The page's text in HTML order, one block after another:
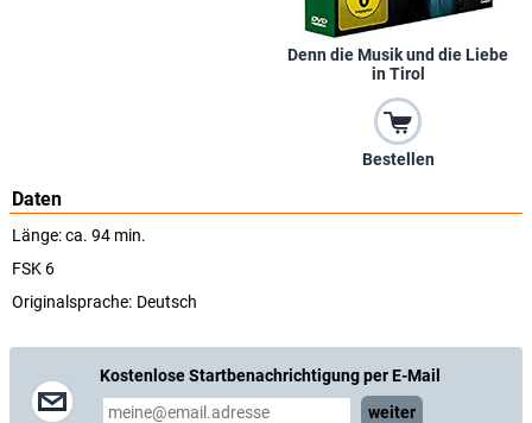
Denn die Musik und die Liebe
in Tirol
Bestellen
Daten
Länge: ca. 94 min.
FSK 6
Originalsprache: Deutsch
Kostenlose Startbenachrichtigung per E-Mail
weiter